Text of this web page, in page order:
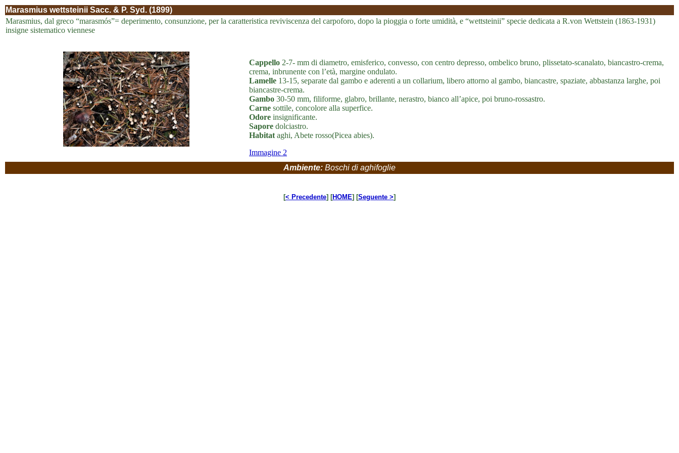
Marasmius wettsteinii Sacc. & P. Syd. (1899)
Marasmius, dal greco “marasmós”= deperimento, consunzione, per la caratteristica reviviscenza del carpoforo, dopo la pioggia o forte umidità, e “wettsteinii” specie dedicata a R.von Wettstein (1863-1931)
insigne sistematico viennese
Cappello 2-7- mm di diametro, emisferico, convesso, con centro depresso, ombelico bruno, plissetato-scanalato, biancastro-crema,
crema, inbrunente con l’età, margine ondulato.
Lamelle 13-15, separate dal gambo e aderenti a un collarium, libero attorno al gambo, biancastre, spaziate, abbastanza larghe, poi
biancastre-crema.
Gambo 30-50 mm, filiforme, glabro, brillante, nerastro, bianco all’apice, poi bruno-rossastro.
Carne sottile, concolore alla superfice.
Odore insignificante.
Sapore dolciastro.
Habitat aghi, Abete rosso(Picea abies).
Immagine 2
Ambiente: Boschi di aghifoglie
[< Precedente] [HOME] [Seguente >]